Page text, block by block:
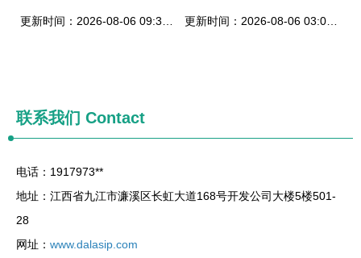
联系我们 Contact
电话：1917973**
地址：江西省九江市濂溪区长虹大道168号开发公司大楼5楼501-
28
网址： www.dalasip.com